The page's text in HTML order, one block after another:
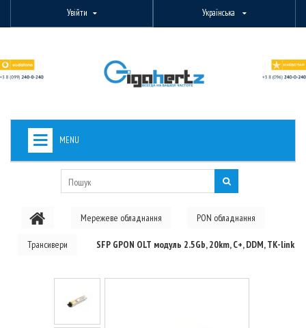
Увійти Українська
MENU
PON ОБЛАДНАННЯ
КАБЕЛЬНА ПРОДУКЦІЯ
МАРШРУТИЗАТОРИ
Мережеве обладнання PON обладнання
Трансивери SFP GPON OLT модуль 2.5Gb, 20km, C+, DDM, TK-link